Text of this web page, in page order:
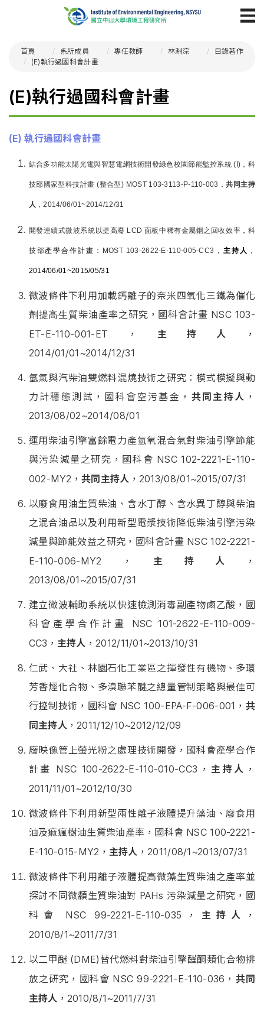
首頁 系所成員 專任教師 林淵淙
目錄著作
(E)執行過國科會計畫
(E)執行過國科會計畫
(E) 執行過國科會計畫
結合多功能太陽光電與智慧電網技術開發綠色校園節能監控系統 (I) ， 科
技部國家型科技計畫 (整合型) MOST 103-3113-P-110-003 ，共同主持
人 ，2014/06/01~2014/12/31
開發連續式微波系統以提高廢 LCD 面板中稀有金屬銦之回收效率 ， 科
技部產學合作計畫 ：MOST 103-2622-E-110-005-CC3 ， 主持人 ，
2014/06/01~2015/05/31
微波條件下利用加載鈣離子的奈米四氧化三鐵為催化
劑提高生質柴油產率之研究，國科會計畫 NSC 103-
ET-E-110-001-ET， 主持人
，
2014/01/01~2014/12/31
氫氣與汽柴油雙燃料混燒技術之研究：模式模擬與動
力計穩態測試，國科會空污基金， 共同主持人 ，
2013/08/02~2014/08/01
運用柴油引擎富餘電力產氫氧混合氣對柴油引擎節能
與污染減量之研究，國科會 NSC 102-2221-E-110-
002-MY2，共同主持人 ，2013/08/01~2015/07/31
以廢食用油生質柴油、含水丁醇、含水異丁醇與柴油
之混合油品以及利用新型電漿技術降低柴油引擎污染
減量與節能效益之研究，國科會計畫 NSC 102-2221-
E-110-006-MY2，主持人
，
2013/08/01~2015/07/31
建立微波輔助系統以快速檢測消毒副產物鹵乙酸，國
科會產學合作計畫
NSC 101-2622-E-110-009-
CC3， 主持人 ，2012/11/01~2013/10/31
仁武、大社、林園石化工業區之揮發性有機物、多環
芳香烴化合物、多溴聯苯醚之總量管制策略與最佳可
行控制技術，國科會 NSC 100-EPA-F-​006-001， 共
同主持人，2011/12/10~2012/12/09
廢映像管上螢光粉之處理技術開發，國科會產學合作
計畫 NSC 100-2622-E-110-010-CC3，主持人 ，
2011/11/01~2012/10/30
微波條件下利用新型兩性離子液體提升藻油、廢食用
油及痲瘋樹油生質柴油產率，國科會 NSC 100-2221-
E-110-015-MY2， 主持人 ，2011/08/1~2013/07/31
微波條件下利用離子液體提高微藻生質柴油之產率並
探討不同微纇生質柴油對 PAHs 污染減量之研究，國
科會
NSC 99-2221-E-110-035， 主持人
，
2010/8/1~2011/7/31
以二甲醚 (DME)替代燃料對柴油引擎醛酮類化合物排
放之研究，國科會 NSC 99-2221-E-110-036， 共同
主持人 ，2010/8/1~2011/7/31